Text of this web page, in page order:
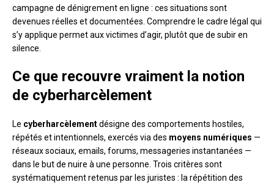
campagne de dénigrement en ligne : ces situations sont
devenues réelles et documentées. Comprendre le cadre légal qui
s’y applique permet aux victimes d’agir, plutôt que de subir en
silence.
Ce que recouvre vraiment la notion
de cyberharcèlement
Le cyberharcèlementdésigne des comportements hostiles,
répétés et intentionnels, exercés via des moyens numériques —
réseaux sociaux, emails, forums, messageries instantanées —
dans le but de nuire à une personne. Trois critères sont
systématiquement retenus par les juristes : la répétition des